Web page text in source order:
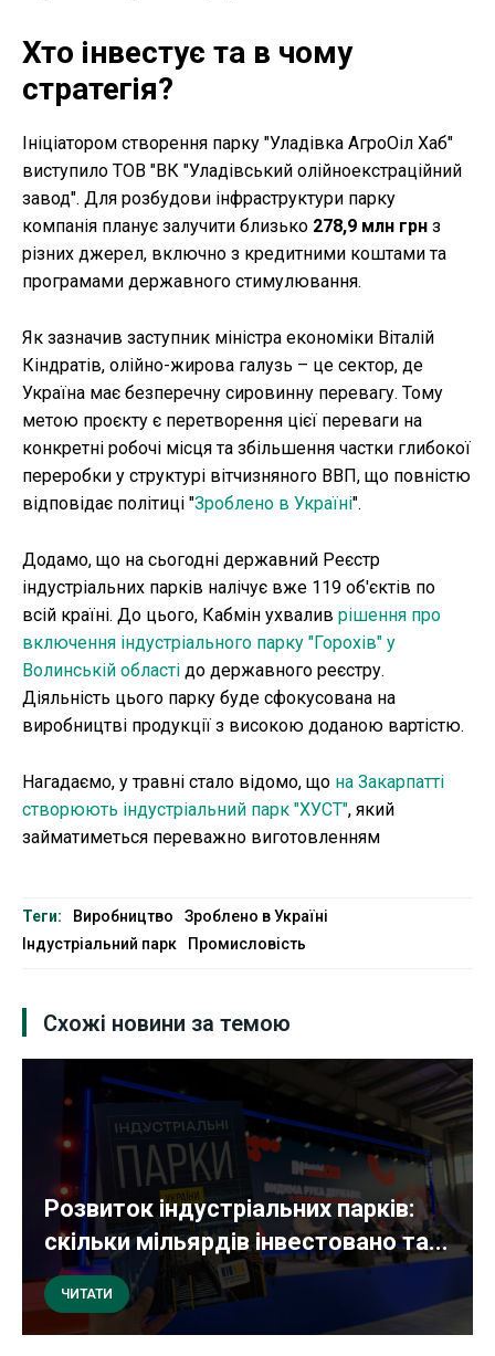
Хто інвестує та в чому
стратегія?
Ініціатором створення парку "Уладівка АгроОіл Хаб"
виступило ТОВ "ВК "Уладівський олійноекстраційний
завод". Для розбудови інфраструктури парку
компанія планує залучити близько 278,9 млн грн з
різних джерел, включно з кредитними коштами та
програмами державного стимулювання.
Як зазначив заступник міністра економіки Віталій
Кіндратів, олійно-жирова галузь – це сектор, де
Україна має безперечну сировинну перевагу. Тому
метою проєкту є перетворення цієї переваги на
конкретні робочі місця та збільшення частки глибокої
переробки у структурі вітчизняного ВВП, що повністю
відповідає політиці "Зроблено в Україні".
Додамо, що на сьогодні державний Реєстр
індустріальних парків налічує вже 119 об'єктів по
всій країні. До цього, Кабмін ухвалив рішення про
включення індустріального парку "Горохів" у
Волинській області до державного реєстру.
Діяльність цього парку буде сфокусована на
виробництві продукції з високою доданою вартістю.
Нагадаємо, у травні стало відомо, що на Закарпатті
створюють індустріальний парк "ХУСТ", який
займатиметься переважно виготовленням
Теги: Виробництво
Зроблено в Україні
Індустріальний парк
Промисловість
Схожі новини за темою
Розвиток індустріальних парків:
скільки мільярдів інвестовано та...
ЧИТАТИ